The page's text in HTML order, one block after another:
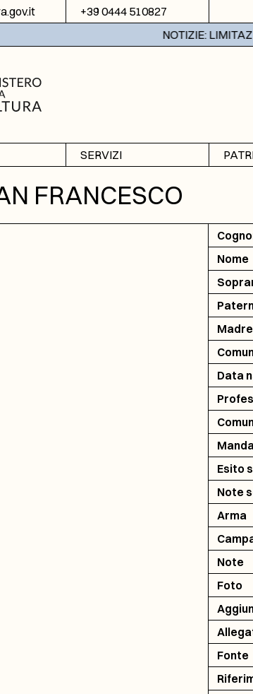
+39 0444 510827
NOTIZIE:
del
SERVIZI
Ricerche
Fotoriproduzione
FRANCESCO
Nome
Madre
Data
Esito
Note
Arma
Note
Foto
Fonte